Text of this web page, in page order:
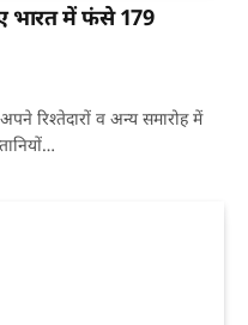
भारत में फंसे 179
रिश्तेदारों व अन्य समारोह में